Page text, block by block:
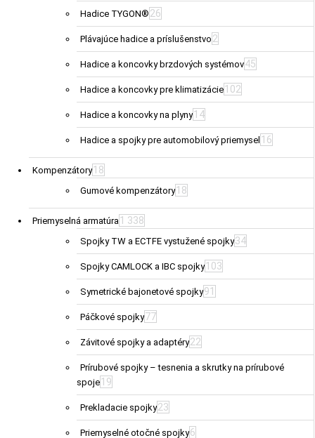
Hadice TYGON® 26
Plávajúce hadice a príslušenstvo 2
Hadice a koncovky brzdových systémov45
Hadice a koncovky pre klimatizácie 102
Hadice a koncovky na plyny 14
Hadice a spojky pre automobilový priemysel 16
Kompenzátory 18
Gumové kompenzátory 18
Priemyselná armatúra 1 338
Spojky TW a ECTFE vystužené spojky34
Spojky CAMLOCK a IBC spojky 103
Symetrické bajonetové spojky91
Páčkové spojky77
Závitové spojky a adaptéry22
Prírubové spojky – tesnenia a skrutky na prírubové
spoje 19
Prekladacie spojky23
Priemyselné otočné spojky6